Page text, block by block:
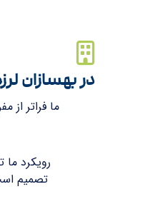
در بهسازان
ما فراتر از
رویکرد
تصمیم‌